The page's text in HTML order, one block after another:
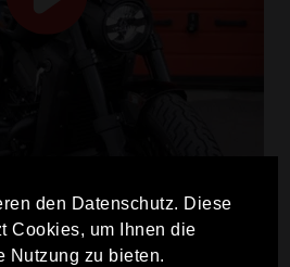
den Datenschutz. Diese
Cookies, um Ihnen die
Nutzung zu bieten.